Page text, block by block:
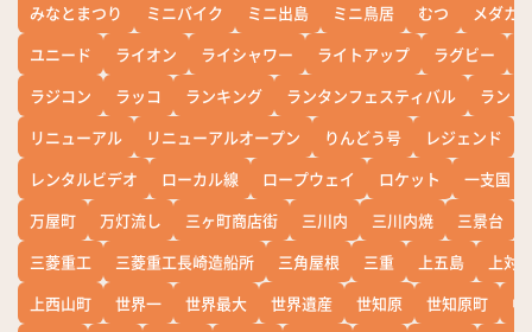
みなとまつり
ミニバイク ミニ出島 ミニ鳥居 むつ
メダカ
ユニード
ライオン ライシャワー ライトアップ ラグビー
ラジコン
ラッコ ランキング ランタンフェスティバル
ランド
リニューアル
リニューアルオープン りんどう号 レジェンド
レンタルビデオ
ローカル線 ロープウェイ ロケット
一支国
万屋町
万灯流し 三ヶ町商店街 三川内 三川内焼 三景台
三菱重工
三菱重工長崎造船所 三角屋根 三重 上五島
上対
上西山町
世界一 世界最大 世界遺産 世知原 世知原町
中